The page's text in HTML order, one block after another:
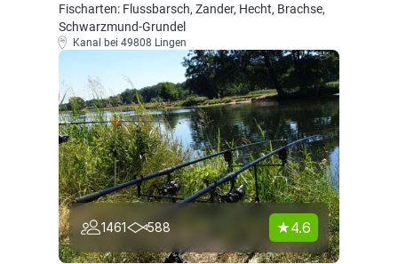
Fischarten: Flussbarsch, Zander, Hecht, Brachse,
Schwarzmund-Grundel
Kanal bei 49808 Lingen
1461 588 4.6